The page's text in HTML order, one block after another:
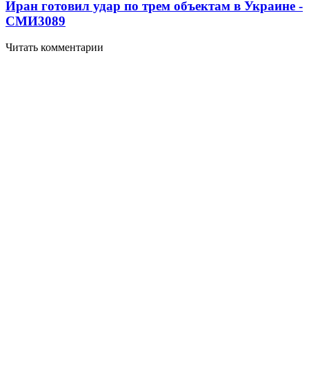
Иран готовил удар по трем объектам в Украине -
СМИ3089
Читать комментарии